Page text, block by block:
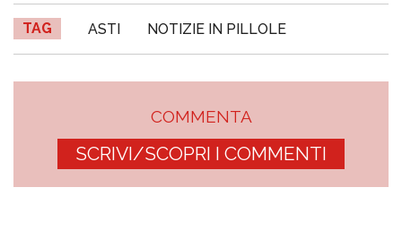
TAG ASTI NOTIZIE IN PILLOLE
COMMENTA
SCRIVI/SCOPRI I COMMENTI